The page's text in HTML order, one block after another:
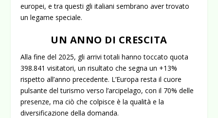
europei, e tra questi gli italiani sembrano aver trovato
un legame speciale.
UN ANNO DI CRESCITA
Alla fine del 2025, gli arrivi totali hanno toccato quota
398.841 visitatori, un risultato che segna un +13%
rispetto all’anno precedente. L’Europa resta il cuore
pulsante del turismo verso l’arcipelago, con il 70% delle
presenze, ma ciò che colpisce è la qualità e la
diversificazione della domanda.